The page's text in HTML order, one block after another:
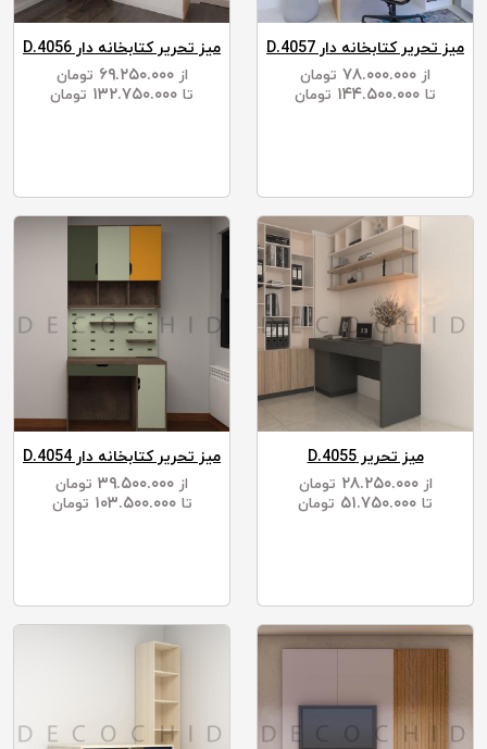
میز تحریر کتابخانه دار D.4057
از
تومان
تا
تومان
میز تحریر کتابخانه دار D.4056
از ۶۹.۲۵۰.۰۰۰
تومان
تا
تومان
میز تحریر D.4055
از ۲۸.۲۵۰.۰۰۰
تومان
تا
تومان
میز تحریر کتابخانه دار D.4054
از
تومان
تا ۱۰۳.۵۰۰.۰۰۰ تومان